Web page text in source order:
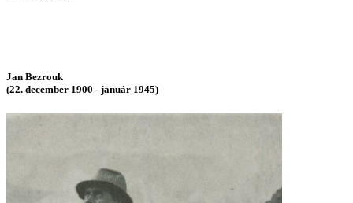
Jan Bezrouk
(22. december 1900 - január 1945)